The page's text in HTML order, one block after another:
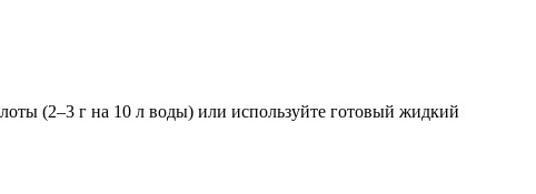
(2–3 г на 10 л воды) или используйте готовый жидкий